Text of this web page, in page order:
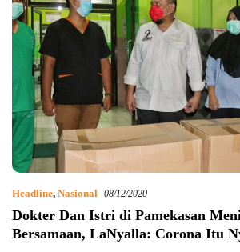
Headline, Nasional 08/12/2020
Dokter Dan Istri di Pamekasan
Bersamaan, LaNyalla: Corona Itu